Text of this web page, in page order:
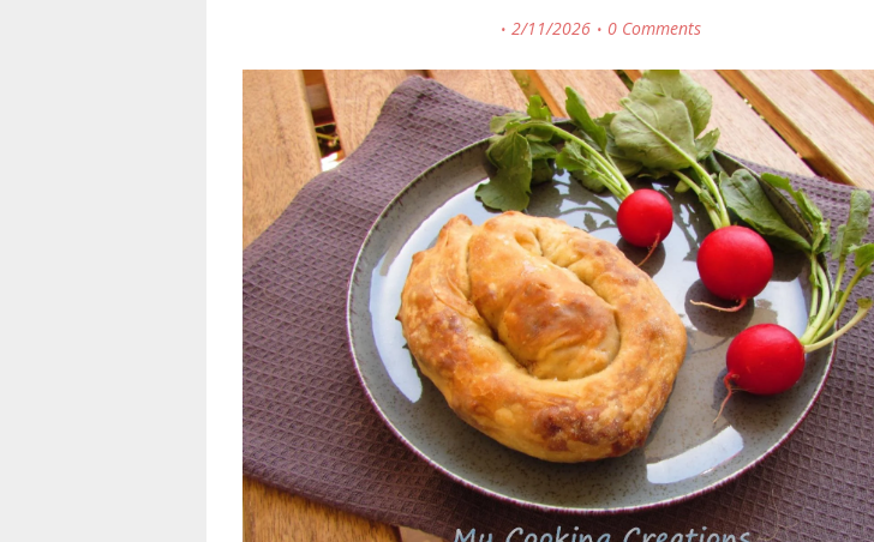
2/11/2026 0 Comments